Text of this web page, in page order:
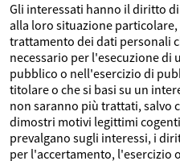
Gli interessati hanno il diritto
alla loro situazione
trattamento dei dati personali
necessario per l'esecuzione
pubblico o nell'esercizio di
titolare o che si basi su un
non saranno più trattati, salvo
dimostri motivi legittimi
prevalgano sugli interessi, i
per l'accertamento, l'esercizio